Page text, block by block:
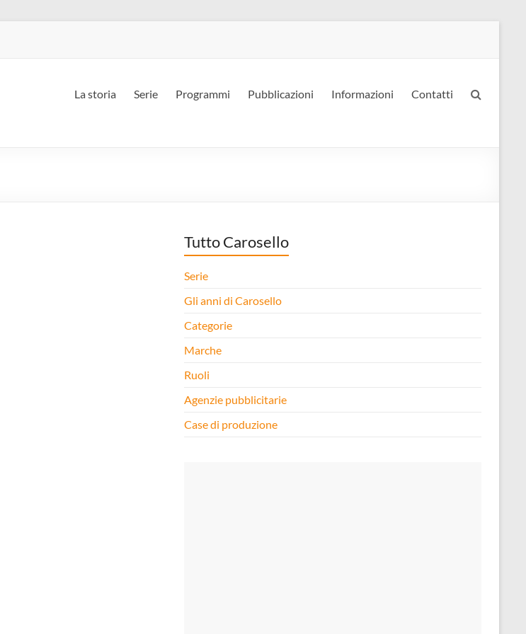
La storia Serie Programmi Pubblicazioni Informazioni Contatti
Tutto Carosello
Serie
Gli anni di Carosello
Categorie
Marche
Ruoli
Agenzie pubblicitarie
Case di produzione